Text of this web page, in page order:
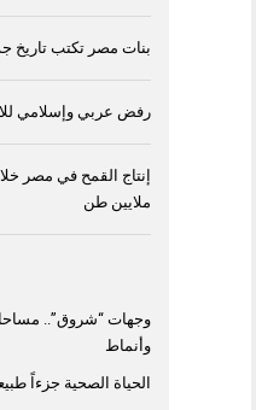
بنات مصر تكتب تاريخ
رفض عربي وإسلامي
ملايين طن
وجهات “شروق”..
وأنماط
الحياة الصحية جزءاً